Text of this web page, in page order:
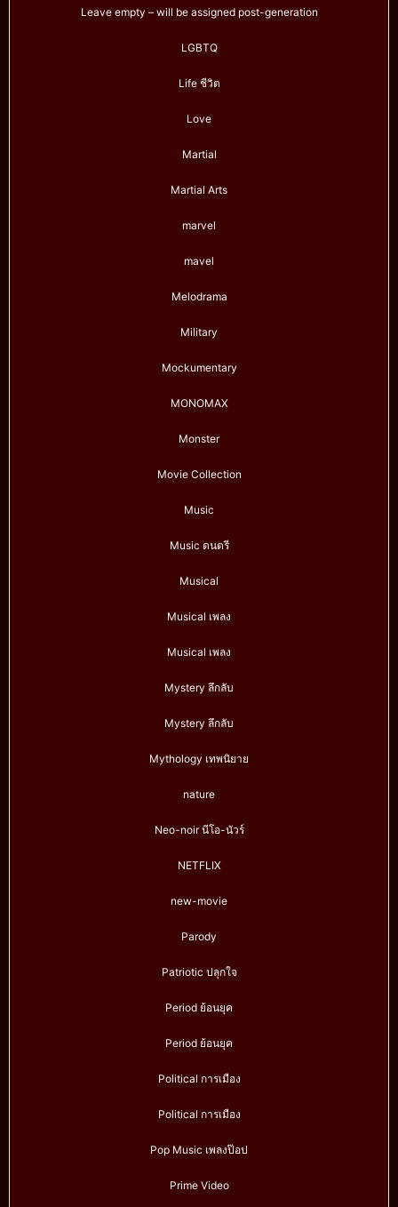
Leave empty – will be assigned post-generation
LGBTQ
Life ชีวิต
Love
Martial
Martial Arts
marvel
mavel
Melodrama
Military
Mockumentary
MONOMAX
Monster
Movie Collection
Music
Music ดนตรี
Musical
Musical เพลง
Musical เพลง
Mystery ลึกลับ
Mystery ลึกลับ
Mythology เทพนิยาย
nature
Neo-noir นีโอ-นัวร์
NETFLIX
new-movie
Parody
Patriotic ปลุกใจ
Period ย้อนยุค
Period ย้อนยุค
Political การเมือง
Political การเมือง
Pop Music เพลงป๊อป
Prime Video